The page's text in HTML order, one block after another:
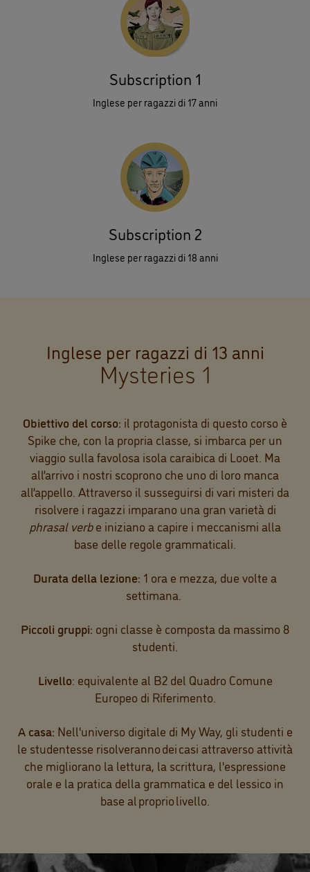
Subscription 1
Inglese per ragazzi di 17 anni
Subscription 2
Inglese per ragazzi di 18 anni
Inglese per ragazzi di 13 anni
Mysteries 1
Obiettivo del corso: il protagonista di questo corso è
Spike che, con la propria classe, si imbarca per un
viaggio sulla favolosa isola caraibica di Looet. Ma
all’arrivo i nostri scoprono che uno di loro manca
all’appello. Attraverso il susseguirsi di vari misteri da
risolvere i ragazzi imparano una gran varietà di
phrasal verbe iniziano a capire i meccanismi alla
base delle regole grammaticali.
Durata della lezione: 1 ora e mezza, due volte a
settimana.
Piccoli gruppi: ogni classe è composta da massimo 8
studenti.
Livello: equivalente al B2 del Quadro Comune
Europeo di Riferimento.
A casa: Nell'universo digitale di My Way, gli studenti e
le studentesse risolveranno dei casi attraverso attività
che migliorano la lettura, la scrittura, l'espressione
orale e la pratica della grammatica e del lessico in
base al proprio livello.